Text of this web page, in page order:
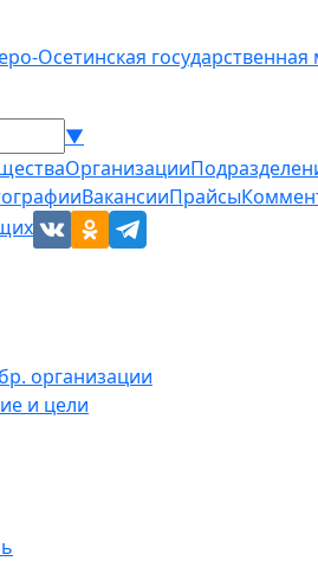
Осетинская
▼
Организации
ВакансииПрайсы
организации
и цели